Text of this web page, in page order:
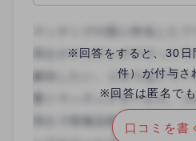
※回答をすると、30日
件）が付与さ
※回答は匿名でも
口コミを書